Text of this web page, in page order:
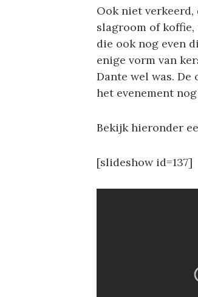
Ook niet
slagroom of
die ook nog even
enige vorm van
Dante wel was.
het evenement
Bekijk hieronder
[slideshow id=137]